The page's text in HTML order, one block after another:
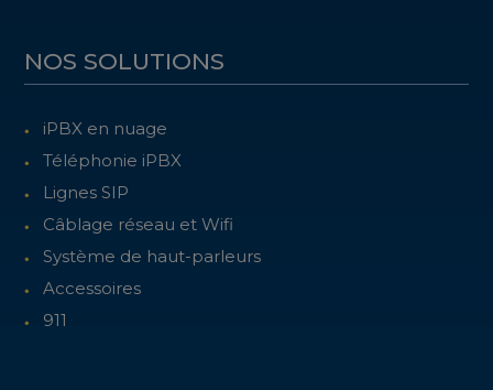
NOS SOLUTIONS
iPBX en nuage
Téléphonie iPBX
Lignes SIP
Câblage réseau et Wifi
Système de haut-parleurs
Accessoires
911